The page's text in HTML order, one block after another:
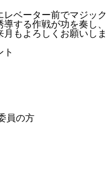
ベーター前でマジック
する作戦が功を奏し、
もよろしくお願いしま
ト
員の方